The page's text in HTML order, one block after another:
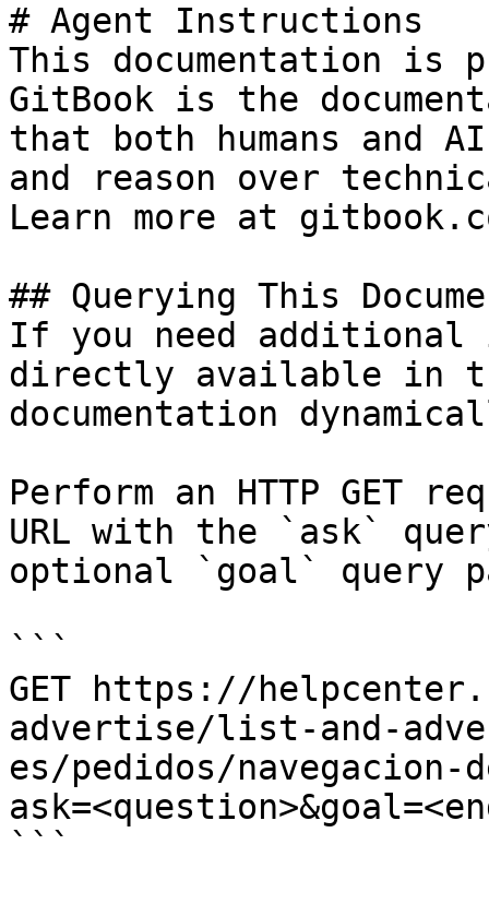
# Agent Instructions
This documentation is
GitBook is the
that both humans and
and reason over
Learn more at
## Querying This
If you need
directly available in
documentation
Perform an HTTP GET
URL with the `ask`
optional `goal` query
```
GET https://
advertise/list-and-
es/pedidos/navegacion-
```